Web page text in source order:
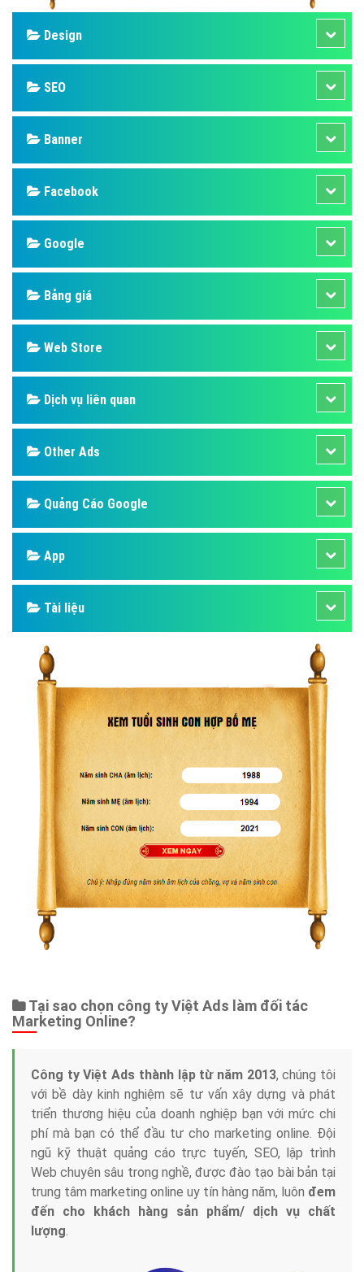
Design
SEO
Banner
Facebook
Google
Bảng giá
Web Store
Dịch vụ liên quan
Other Ads
Quảng Cáo Google
App
Tài liệu
Tại sao chọn công ty Việt Ads làm đối tác
Marketing Online?
Công ty Việt Ads thành lập từ năm 2013, chúng tôi
với bề dày kinh nghiệm sẽ tư vấn xây dựng và phát
triển thương hiệu của doanh nghiệp bạn với mức chi
phí mà bạn có thể đầu tư cho marketing online. Đội
ngũ kỹ thuật quảng cáo trực tuyến, SEO, lập trình
Web chuyên sâu trong nghề, được đào tạo bài bản tại
trung tâm marketing online uy tín hàng năm, luôn đem
đến cho khách hàng sản phẩm/ dịch vụ chất
lượng.